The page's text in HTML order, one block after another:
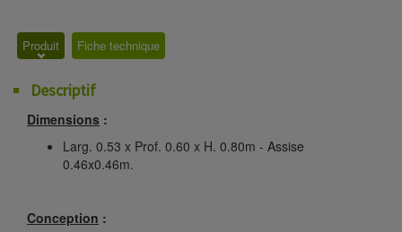
Produit Fiche technique
Descriptif
Dimensions :
Larg. 0.53 x Prof. 0.60 x H. 0.80m - Assise
0.46x0.46m.
Conception :